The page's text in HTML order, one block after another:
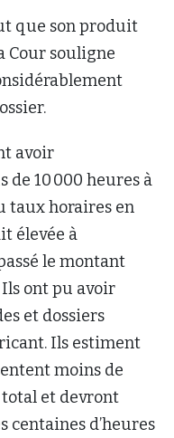
que son produit
Cour souligne
avoir
de 10 000 heures à
taux horaires en
élevée à
le montant
ont pu avoir
et dossiers
Ils estiment
moins de
total et devront
centaines d’heures